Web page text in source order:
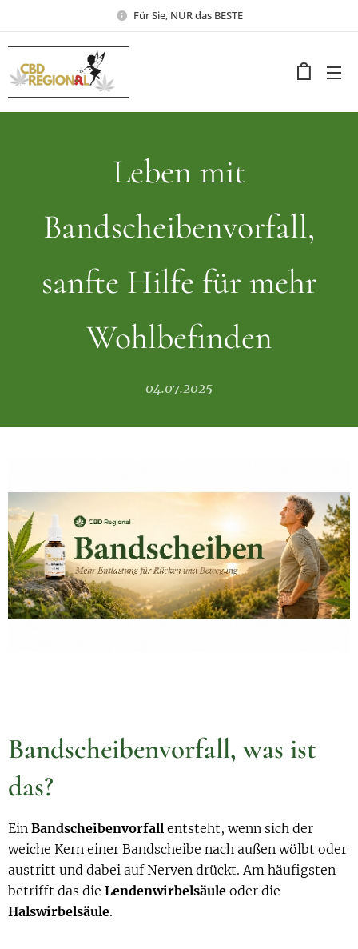
Für Sie, NUR das BESTE
Leben mit
Bandscheibenvorfall,
sanfte Hilfe für mehr
Wohlbefinden
04.07.2025
Bandscheibenvorfall, was ist
das?
Ein Bandscheibenvorfall entsteht, wenn sich der
weiche Kern einer Bandscheibe nach außen wölbt oder
austritt und dabei auf Nerven drückt. Am häufigsten
betrifft das die Lendenwirbelsäule oder die
Halswirbelsäule.